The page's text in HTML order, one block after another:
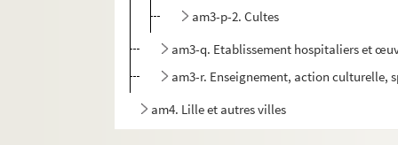
am3-p-2. Cultes
am3-q. Etablissement hospitaliers et
am3-r. Enseignement, action culturelle,
am4. Lille et autres villes